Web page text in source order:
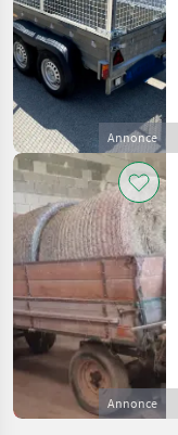
Annonce
Annonce